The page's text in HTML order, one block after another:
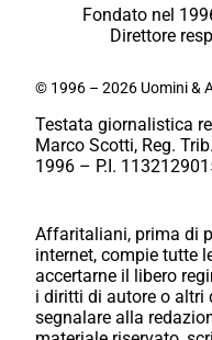
Fondato nel
Direttore
© 1996 – 2026 Uomini &
Testata giornalistica
Marco Scotti, Reg.
1996 – P.I.
Affaritaliani, prima di
internet, compie tutte
accertarne il libero
i diritti di autore o altri
segnalare alla